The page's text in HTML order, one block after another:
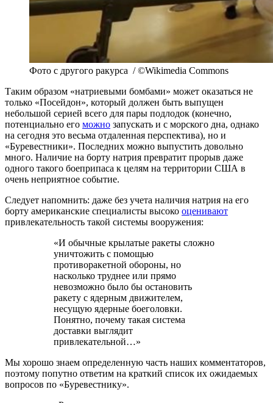
Фото с другого ракурса / ©Wikimedia Commons
Таким образом «натриевыми бомбами» может оказаться не
только «Посейдон», который должен быть выпущен
небольшой серией всего для пары подлодок (конечно,
потенциально его можно запускать и с морского дна, однако
на сегодня это весьма отдаленная перспектива), но и
«Буревестники». Последних можно выпустить довольно
много. Наличие на борту натрия превратит прорыв даже
одного такого боеприпаса к целям на территории США в
очень неприятное событие.
Следует напомнить: даже без учета наличия натрия на его
борту американские специалисты высоко оценивают
привлекательность такой системы вооружения:
«И обычные крылатые ракеты сложно
уничтожить с помощью
противоракетной обороны, но
насколько труднее или прямо
невозможно было бы остановить
ракету с ядерным движителем,
несущую ядерные боеголовки.
Понятно, почему такая система
доставки выглядит
привлекательной…»
Мы хорошо знаем определенную часть наших комментаторов,
поэтому попутно ответим на краткий список их ожидаемых
вопросов по «Буревестнику».